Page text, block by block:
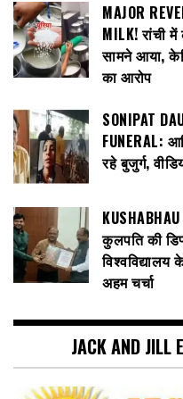
MAJOR
MILK! रांची
सामने आया,
का आरोप
SONIPAT
FUNERAL:
रहे बुजुर्ग,
कुलपति की
अहम चर्चा
JACK AND JILL